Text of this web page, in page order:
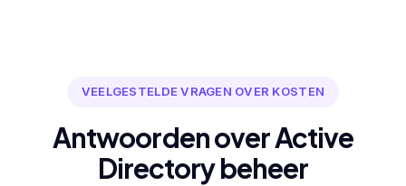
VEELGESTELDE VRAGEN OVER KOSTEN
Antwoorden over Active
Directory beheer